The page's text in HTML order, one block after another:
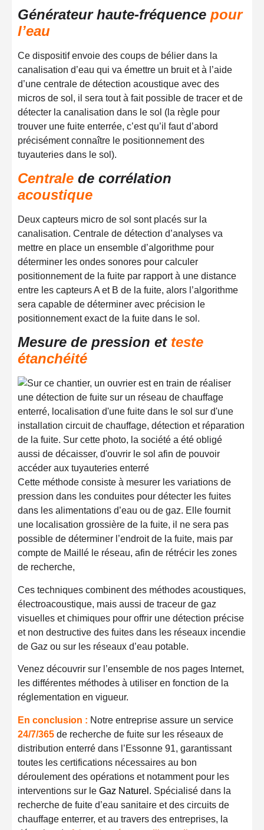
Générateur haute-fréquence pour
l’eau
Ce dispositif envoie des coups de bélier dans la
canalisation d’eau qui va émettre un bruitet à l’aide
d’une centrale de détection acoustique avec des
micros de sol, il sera tout à fait possible de tracer et de
détecter la canalisation dans le sol (la règle pour
trouver une fuite enterrée, c’est qu’il faut d’abord
précisément connaître le positionnement des
tuyauteries dans le sol).
Centrale de corrélation
acoustique
Deux capteurs micro de sol sont placés sur la
canalisation. Centrale de détection d’analyses va
mettre en place un ensemble d’algorithme pour
déterminer les ondes sonores pour calculer
positionnement de la fuite par rapport à une distance
entre les capteurs A et B de la fuite, alors l’algorithme
sera capable de déterminer avec précision le
positionnement exact de la fuite dans le sol.
Mesure de pression et teste
étanchéité
Cette méthode consiste à mesurer les variations de
pression dans les conduites pour détecter les fuites
dans les alimentations d’eau ou de gaz. Elle fournit
une localisation grossière de la fuite, il ne sera pas
possible de déterminer l’endroit de la fuite, mais par
compte de Maillé le réseau, afin de rétrécir les zones
de recherche,
Ces techniques combinent des méthodes acoustiques,
électroacoustique, mais aussi de traceur de gaz
visuelles et chimiques pour offrir une détection précise
et non destructive des fuites dans les réseaux incendie
de Gaz ou sur les réseaux d’eau potable.
Venez découvrir sur l’ensemble de nos pages Internet,
les différentes méthodes à utiliser en fonction de la
réglementation en vigueur.
En conclusion : Notre entreprise assure un service
24/7/365 de recherche de fuite sur les réseaux de
distribution enterré dans l’Essonne 91, garantissant
toutes les certifications nécessaires au bon
déroulement des opérations et notamment pour les
interventions sur le Gaz Naturel . Spécialisé dans la
recherche de fuite d’eau sanitaire et des circuits de
chauffage enterrer, et au travers des entreprises, la